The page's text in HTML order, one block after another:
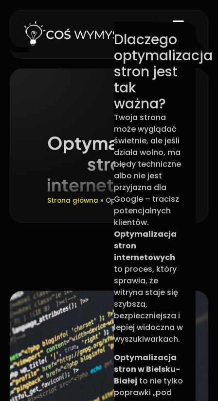
Optymalizacja
stron
internetowych
Strona główna » Optymalizacja SEO
Dlaczego
optymalizacja
stron jest
tak
ważna?
Twoja strona
może wyglądać
świetnie, ale jeśli
działa wolno, ma
błędy techniczne
albo nie jest
przyjazna dla
Google – tracisz
potencjalnych
klientów.
Optymalizacja
stron
internetowych
to proces, który
sprawia, że
witryna staje się
szybsza,
bezpieczniejsza i
lepiej widoczna w
wyszukiwarkach.
Optymalizacja
stron w Bielsku-
Białej to nie tylko
poprawki „pod